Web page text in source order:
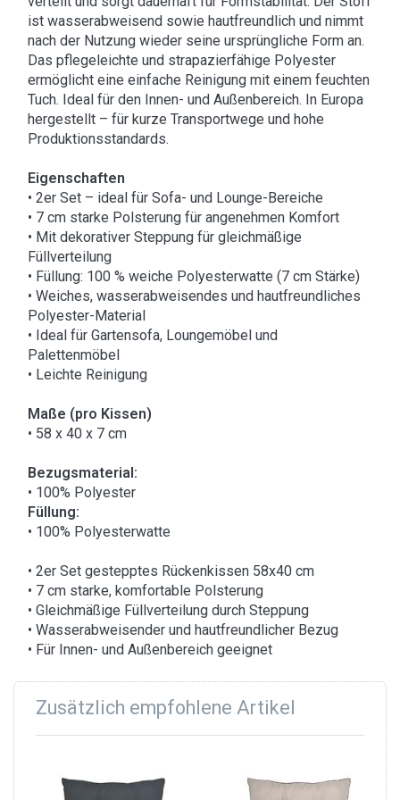
ist wasserabweisend sowie hautfreundlich und nimmt
nach der Nutzung wieder seine ursprüngliche Form an.
Das pflegeleichte und strapazierfähige Polyester
ermöglicht eine einfache Reinigung mit einem feuchten
Tuch. Ideal für den Innen- und Außenbereich. In Europa
hergestellt – für kurze Transportwege und hohe
Produktionsstandards.
Eigenschaften
• 2er Set – ideal für Sofa- und Lounge-Bereiche
• 7 cm starke Polsterung für angenehmen Komfort
• Mit dekorativer Steppung für gleichmäßige
Füllverteilung
• Füllung: 100 % weiche Polyesterwatte (7 cm Stärke)
• Weiches, wasserabweisendes und hautfreundliches
Polyester-Material
• Ideal für Gartensofa, Loungemöbel und
Palettenmöbel
• Leichte Reinigung
Maße (pro Kissen)
• 58 x 40 x 7 cm
Bezugsmaterial:
• 100% Polyester
Füllung:
• 100% Polyesterwatte
• 2er Set gestepptes Rückenkissen 58x40 cm
• 7 cm starke, komfortable Polsterung
• Gleichmäßige Füllverteilung durch Steppung
• Wasserabweisender und hautfreundlicher Bezug
• Für Innen- und Außenbereich geeignet
Zusätzlich empfohlene Artikel